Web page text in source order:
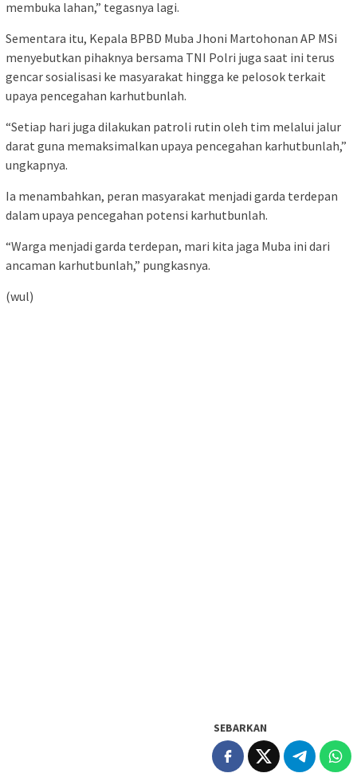
membuka lahan,” tegasnya lagi.
Sementara itu, Kepala BPBD Muba Jhoni Martohonan AP MSi
menyebutkan pihaknya bersama TNI Polri juga saat ini terus
gencar sosialisasi ke masyarakat hingga ke pelosok terkait
upaya pencegahan karhutbunlah.
“Setiap hari juga dilakukan patroli rutin oleh tim melalui jalur
darat guna memaksimalkan upaya pencegahan karhutbunlah,”
ungkapnya.
Ia menambahkan, peran masyarakat menjadi garda terdepan
dalam upaya pencegahan potensi karhutbunlah.
“Warga menjadi garda terdepan, mari kita jaga Muba ini dari
ancaman karhutbunlah,” pungkasnya.
(wul)
SEBARKAN